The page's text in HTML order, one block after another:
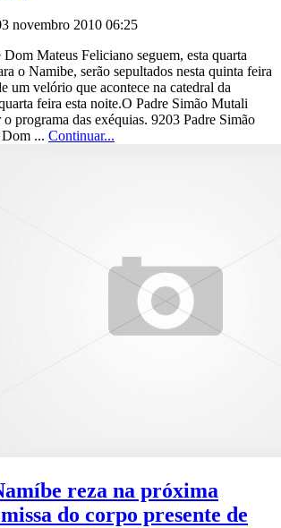
novembro 2010 06:25
Dom Mateus Feliciano seguem, esta quarta
o Namibe, serão sepultados nesta quinta feira
um velório que acontece na catedral da
feira esta noite.O Padre Simão Mutali
o programa das exéquias. 9203 Padre Simão
... Continuar...
reza na próxima
do corpo presente de